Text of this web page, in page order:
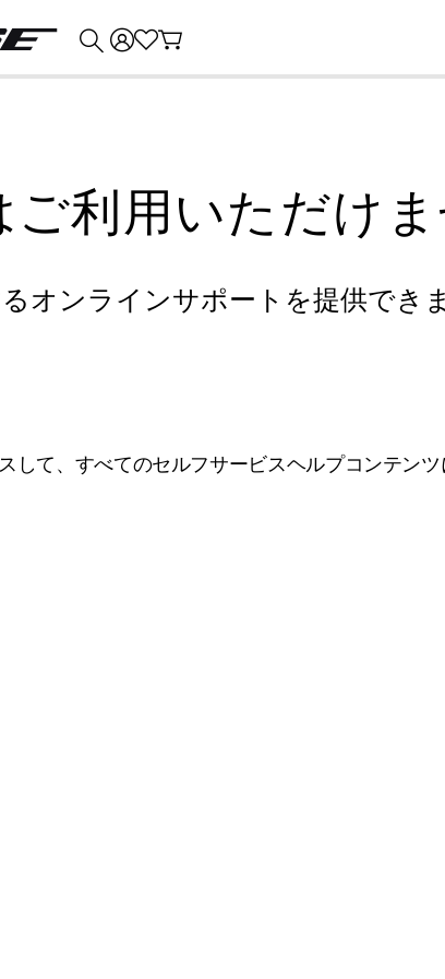
利用いただけ
オンラインサポートを提供でき
て、すべてのセルフサービスヘルプコンテン